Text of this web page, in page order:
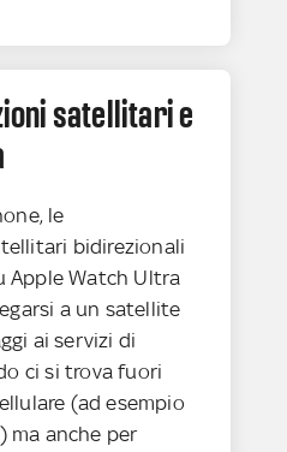
satellitari e
le
bidirezionali
Apple Watch Ultra
a un satellite
ai servizi di
ci si trova fuori
(ad esempio
ma anche per